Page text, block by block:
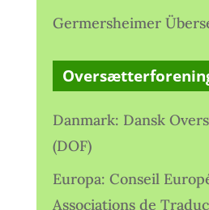
Germersheimer
Danmark: Dansk
(DOF)
Europa: Conseil
Associations de